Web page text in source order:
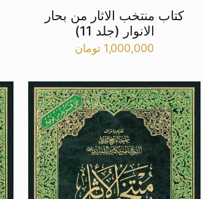
کتاب منتخب الاثار من بحار
الانوار (جلد 11)
1,000,000 تومان